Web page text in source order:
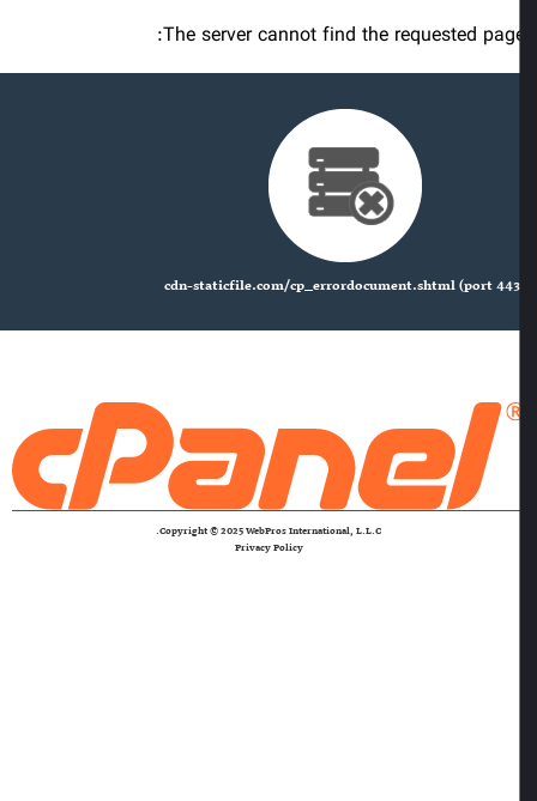
The server cannot find the requested
cdn-staticfile.com/cp_errordocument.shtml (port
Copyright © 2025 WebPros International, L.L.C.
Privacy Policy